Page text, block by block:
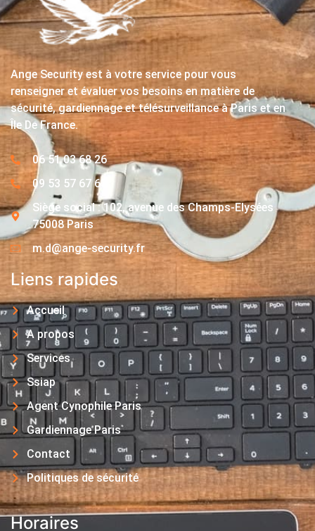
Ange Security est à votre service pour vous
renseigner et évaluer vos besoins en matière de
sécurité, gardiennage et télésurveillance à Paris et en
Île De France.
06 51 03 68 26
09 53 57 67 63
Siège social : 102, avenue des Champs-Elysées
75008 Paris
m.d@ange-security.fr
Liens rapides
Accueil
A propos
Services
Ssiap
Agent Cynophile Paris
Gardiennage Paris
Contact
Politiques de sécurité
Horaires